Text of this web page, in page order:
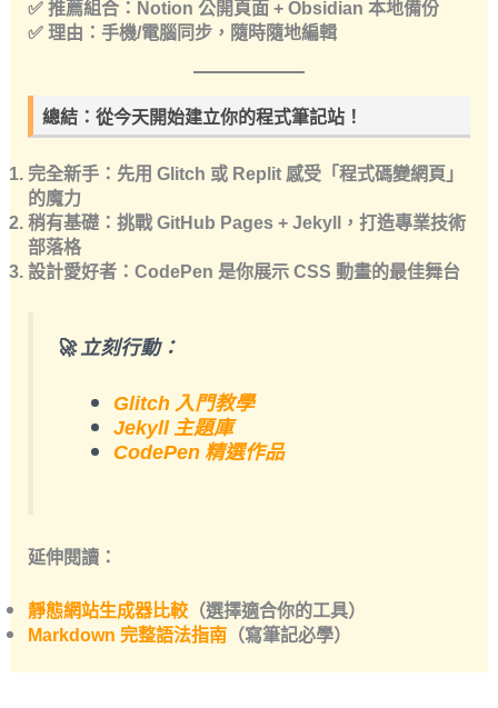
✅推薦組合：Notion 公開頁面 + Obsidian 本地備份
✅理由 ：手機/電腦同步，隨時隨地編輯
總結：從今天開始建立你的程式筆記站！
完全新手：先用 Glitch 或 Replit 感受「程式碼變網頁」
的魔力
稍有基礎：挑戰 GitHub Pages + Jekyll，打造專業技術
部落格
設計愛好者：CodePen 是你展示 CSS 動畫的最佳舞台
🚀立刻行動：
Glitch 入門教學
Jekyll 主題庫
CodePen 精選作品
延伸閱讀：
靜態網站生成器比較（選擇適合你的工具）
Markdown 完整語法指南（寫筆記必學）